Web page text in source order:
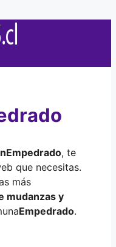
Empedrado, te
que necesitas.
más
mudanzas y
Empedrado.